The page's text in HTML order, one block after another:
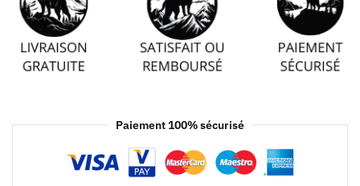
Paiement 100% sécurisé